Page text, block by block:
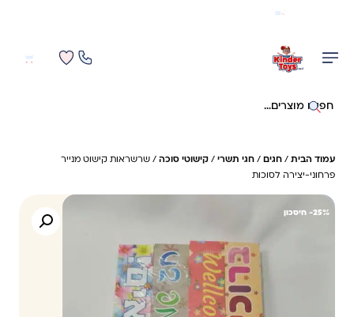
חיפוש באתר
עמוד הבית / חגים / חגי תשרי / קישוטי סוכה / שרשראות קישוט מנייר
פרחוני-יצירה לסוכות
25%- חיסכון